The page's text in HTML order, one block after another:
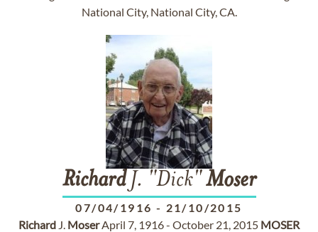
National City, National City, CA.
RichardJ. "Dick"Moser
07/04/1916 - 21/10/2015
Richard J. MoserApril 7, 1916 - October 21, 2015 MOSER